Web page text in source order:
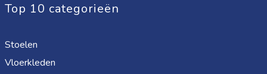
Top 10 categorieën
Stoelen
Vloerkleden